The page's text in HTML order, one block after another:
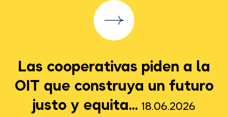
Las cooperativas piden a la
OIT que construya un futuro
justo y equita... 18.06.2026